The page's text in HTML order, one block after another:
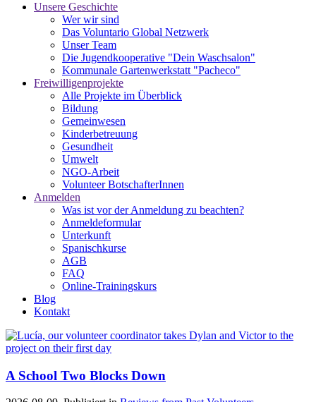
Unsere Geschichte
Wer wir sind
Das Voluntario Global Netzwerk
Unser Team
Die Jugendkooperative "Dein Waschsalon"
Kommunale Gartenwerkstatt "Pacheco"
Freiwilligenprojekte
Alle Projekte im Überblick
Bildung
Gemeinwesen
Kinderbetreuung
Gesundheit
Umwelt
NGO-Arbeit
Volunteer BotschafterInnen
Anmelden
Was ist vor der Anmeldung zu beachten?
Anmeldeformular
Unterkunft
Spanischkurse
AGB
FAQ
Online-Trainingskurs
Blog
Kontakt
A School Two Blocks Down